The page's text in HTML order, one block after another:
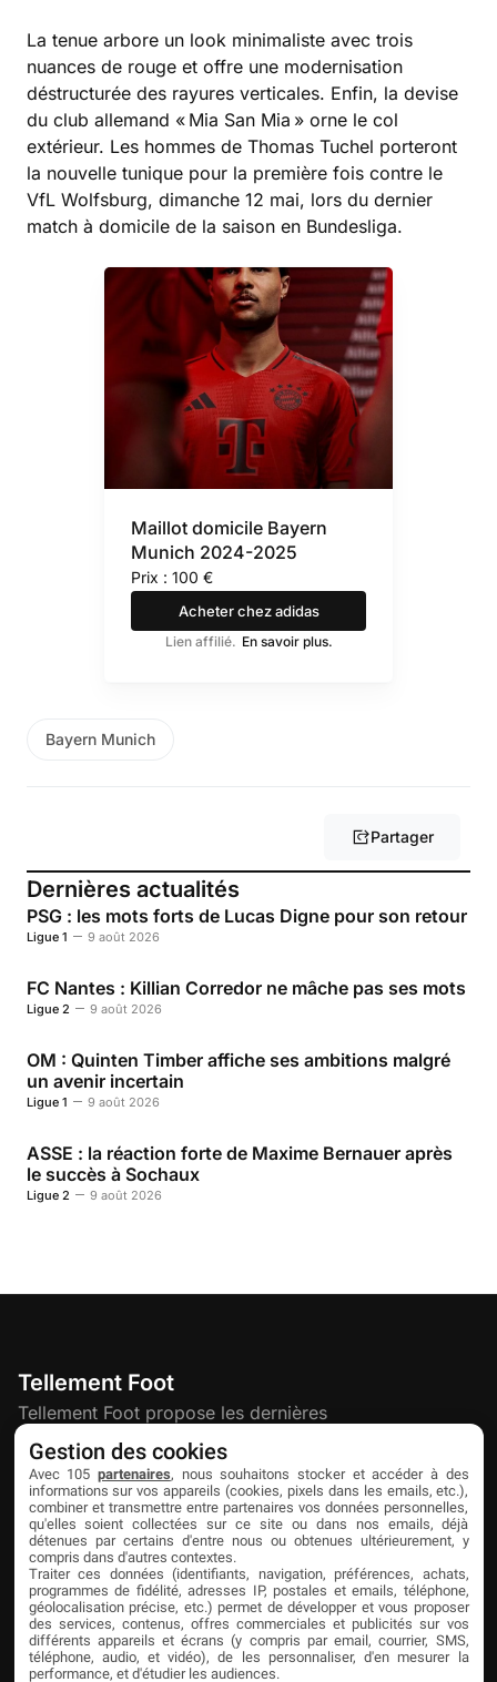
La tenue arbore un look minimaliste avec trois
nuances de rouge et offre une modernisation
déstructurée des rayures verticales. Enfin, la devise
du club allemand « Mia San Mia » orne le col
extérieur. Les hommes de Thomas Tuchel porteront
la nouvelle tunique pour la première fois contre le
VfL Wolfsburg, dimanche 12 mai, lors du dernier
match à domicile de la saison en Bundesliga.
Maillot domicile Bayern
Munich 2024-2025
Prix : 100 €
Acheter chez adidas
Lien affilié. En savoir plus.
Bayern Munich
Partager
Dernières actualités
PSG : les mots forts de Lucas Digne pour son retour
Ligue 1 9 août 2026
FC Nantes : Killian Corredor ne mâche pas ses mots
Ligue 2 9 août 2026
OM : Quinten Timber affiche ses ambitions malgré
un avenir incertain
Ligue 1 9 août 2026
ASSE : la réaction forte de Maxime Bernauer après
le succès à Sochaux
Ligue 2 9 août 2026
Tellement Foot
Tellement Foot propose les dernières
actualités et nouveautés créatives dédiées
au football.
Découvrir
À propos
Contact
Publicité
Liens utiles
Mentions légales
Confidentialité
Cookies
Partenaires
Livefoot
Jeunesfooteux
Tólmi Studio
Gestion des cookies
Avec 105 partenaires, nous souhaitons stocker et accéder à des
informations sur vos appareils (cookies, pixels dans les emails, etc.),
combiner et transmettre entre partenaires vos données personnelles,
qu'elles soient collectées sur ce site ou dans nos emails, déjà
détenues par certains d'entre nous ou obtenues ultérieurement, y
compris dans d'autres contextes.
Traiter ces données (identifiants, navigation, préférences, achats,
programmes de fidélité, adresses IP, postales et emails, téléphone,
géolocalisation précise, etc.) permet de développer et vous proposer
des services, contenus, offres commerciales et publicités sur vos
différents appareils et écrans (y compris par email, courrier, SMS,
téléphone, audio, et vidéo), de les personnaliser, d'en mesurer la
performance, et d'étudier les audiences.